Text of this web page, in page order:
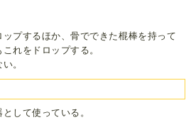
ップするほか、骨でできた棍棒を持って
これをドロップする。
。
して使っている。